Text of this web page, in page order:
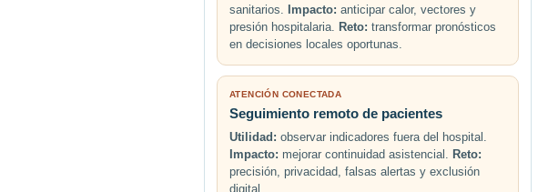
sanitarios. Impacto: anticipar calor, vectores y
presión hospitalaria. Reto: transformar pronósticos
en decisiones locales oportunas.
ATENCIÓN CONECTADA
Seguimiento remoto de pacientes
Utilidad: observar indicadores fuera del hospital.
Impacto: mejorar continuidad asistencial. Reto:
precisión, privacidad, falsas alertas y exclusión
digital.